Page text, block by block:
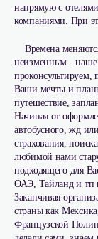
напрямую с
компаниями. При
Времена
неизменным - наше
проконсультируем,
Ваши мечты и
путешествие,
Начиная от
автобусного, жд
страхования,
любимой нами
подходящего для
ОАЭ, Тайланд и тп
Заканчивая
страны как
Французской